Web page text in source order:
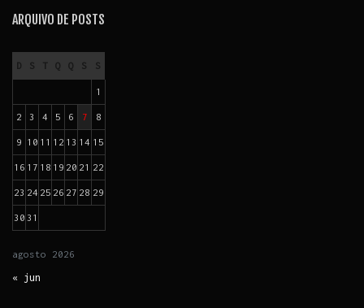
ARQUIVO DE POSTS
agosto 2026
D S T Q Q S S
1
2 3 4 5 6 7 8
9 10 11 12 13 14 15
16 17 18 19 20 21 22
23 24 25 26 27 28 29
30 31
« jun